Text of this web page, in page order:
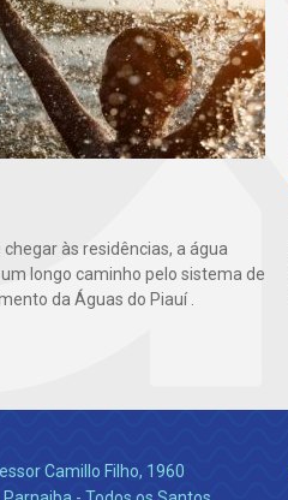
às residências, a água
longo caminho pelo sistema de
da Águas do Piauí .
Camillo Filho, 1960